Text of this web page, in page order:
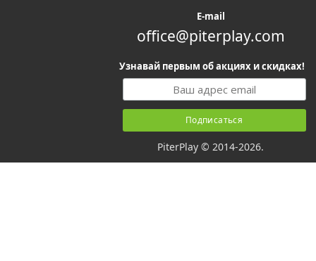
E-mail
office@piterplay.com
Узнавай первым об акциях и скидках!
PiterPlay © 2014-2026.